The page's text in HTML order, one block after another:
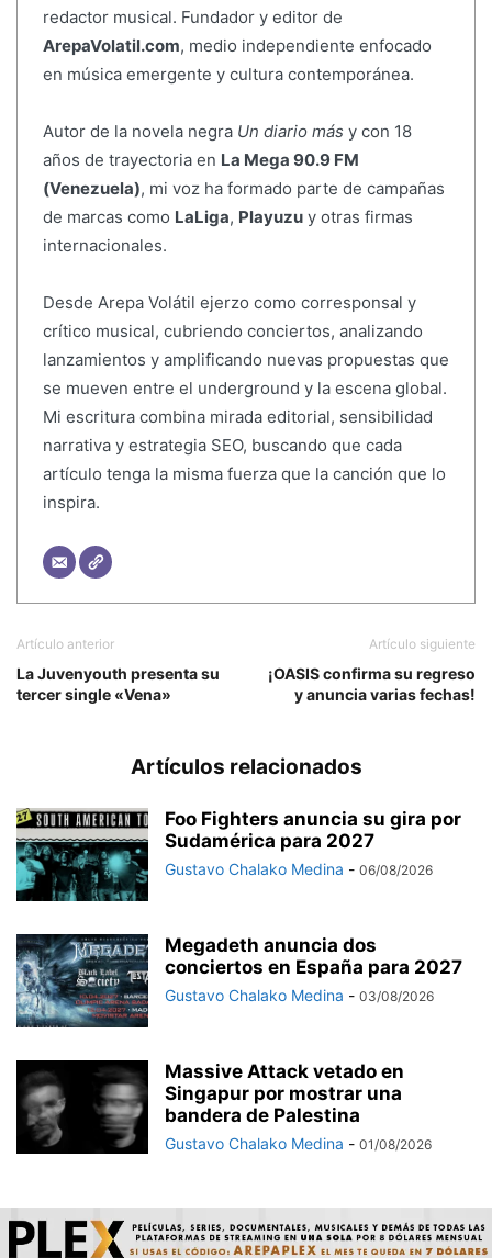
redactor musical. Fundador y editor de
ArepaVolatil.com, medio independiente enfocado
en música emergente y cultura contemporánea.
Autor de la novela negra Un diario más y con 18
años de trayectoria en La Mega 90.9 FM
(Venezuela), mi voz ha formado parte de campañas
de marcas como LaLiga, Playuzuy otras firmas
internacionales.
Desde Arepa Volátil ejerzo como corresponsal y
crítico musical, cubriendo conciertos, analizando
lanzamientos y amplificando nuevas propuestas que
se mueven entre el underground y la escena global.
Mi escritura combina mirada editorial, sensibilidad
narrativa y estrategia SEO, buscando que cada
artículo tenga la misma fuerza que la canción que lo
inspira.
Artículo anterior
La Juvenyouth presenta su
tercer single «Vena»
Artículo siguiente
¡OASIS confirma su regreso
y anuncia varias fechas!
Artículos relacionados
Foo Fighters anuncia su gira por
Sudamérica para 2027
Gustavo Chalako Medina - 06/08/2026
Megadeth anuncia dos
conciertos en España para 2027
Gustavo Chalako Medina - 03/08/2026
Massive Attack vetado en
Singapur por mostrar una
bandera de Palestina
Gustavo Chalako Medina - 01/08/2026